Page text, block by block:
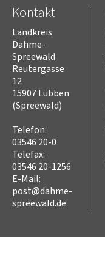
Kontakt
Landkreis
Dahme-
Spreewald
Reutergasse
12
15907 Lübben
(Spreewald)
Telefon:
03546 20-0
Telefax:
03546 20-1256
E-Mail:
post@dahme-
spreewald.de